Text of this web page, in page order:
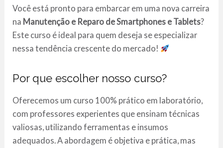
Você está pronto para embarcar em uma nova carreira
na Manutenção e Reparo de Smartphones e Tablets?
Este curso é ideal para quem deseja se especializar
nessa tendência crescente do mercado!
Por que escolher nosso curso?
Oferecemos um curso 100% prático em laboratório,
com professores experientes que ensinam técnicas
valiosas, utilizando ferramentas e insumos
adequados. A abordagem é objetiva e prática, mas